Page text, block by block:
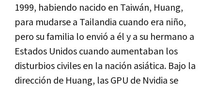
1999, habiendo nacido en Taiwán, Huang,
para mudarse a Tailandia cuando era niño,
pero su familia lo envió a él y a su hermano a
Estados Unidos cuando aumentaban los
disturbios civiles en la nación asiática. Bajo la
dirección de Huang, las GPU de Nvidia se